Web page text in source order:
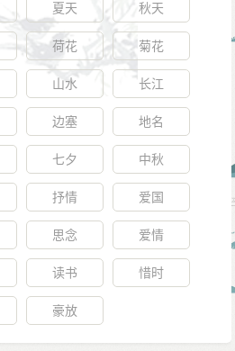
夏天 秋天
荷花 菊花
山水 长江
边塞 地名
七夕 中秋
抒情 爱国
思念 爱情
读书 惜时
豪放